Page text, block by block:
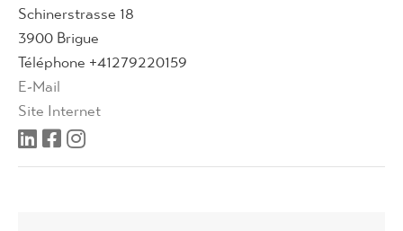
Schinerstrasse 18
3900 Brigue
Téléphone +41279220159
E-Mail
Site Internet